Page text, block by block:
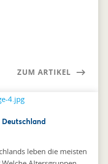
ZUM ARTIKEL
Deutschland
leben die meisten